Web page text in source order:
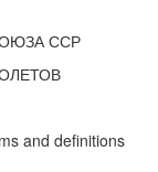
ССР
and definitions